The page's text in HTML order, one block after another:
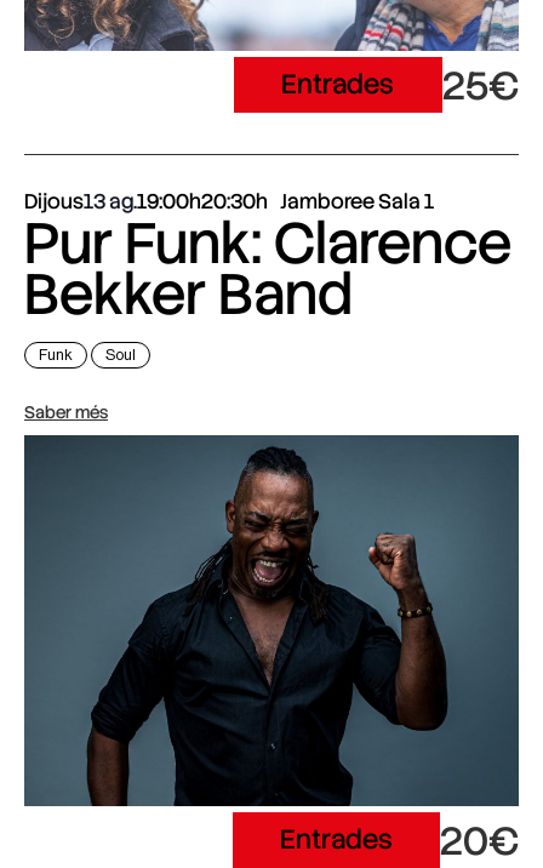
Entrades 25€
Dijous13 ag.19:00h20:30h Jamboree Sala 1
Pur Funk: Clarence
Bekker Band
Funk Soul
Saber més
Entrades 20€